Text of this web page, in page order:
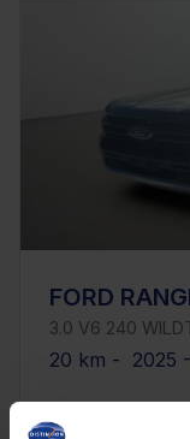
FORD
3.0 V6 240
20 km - 2025